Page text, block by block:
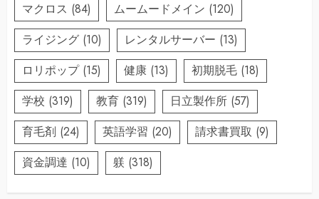
マクロス (84) ムームードメイン (120)
ライジング (10) レンタルサーバー (13)
ロリポップ(15) 健康 (13) 初期脱毛 (18)
学校 (319) 教育 (319) 日立製作所 (57)
育毛剤 (24) 英語学習 (20) 請求書買取 (9)
資金調達 (10) 躾 (318)